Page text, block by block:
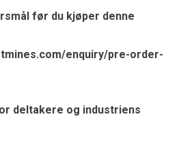
før du kjøper denne
enquiry/pre-order-
deltakere og industriens